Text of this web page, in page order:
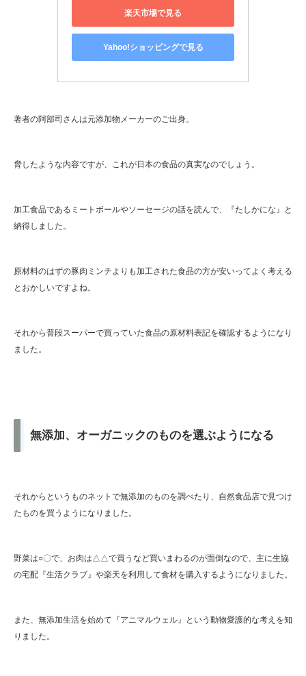
楽天市場で見る
Yahoo!ショッピングで見る
著者の阿部司さんは元添加物メーカーのご出身。
脅したような内容ですが、これが日本の食品の真実なのでしょう。
加工食品であるミートボールやソーセージの話を読んで、『たしかにな』と
納得しました。
原材料のはずの豚肉ミンチよりも加工された食品の方が安いってよく考える
とおかしいですよね。
それから普段スーパーで買っていた食品の原材料表記を確認するようになり
ました。
無添加、オーガニックのものを選ぶようになる
それからというものネットで無添加のものを調べたり、自然食品店で見つけ
たものを買うようになりました。
野菜は○〇で、お肉は△△で買うなど買いまわるのが面倒なので、主に生協
の宅配『生活クラブ』や楽天を利用して食材を購入するようになりました。
また、無添加生活を始めて『アニマルウェル』という動物愛護的な考えを知
りました。